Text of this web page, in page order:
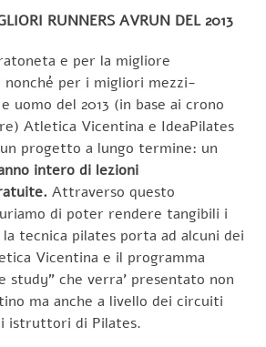
RUNNERS AVRUN DEL 2013
e per la migliore
nonché per i migliori mezzi-
uomo del 2013 (in base ai crono
Atletica Vicentina e IdeaPilates
progetto a lungo termine: un
intero di lezioni
Attraverso questo
di poter rendere tangibili i
tecnica pilates porta ad alcuni dei
Vicentina e il programma
study” che verra’ presentato non
ma anche a livello dei circuiti
istruttori di Pilates.